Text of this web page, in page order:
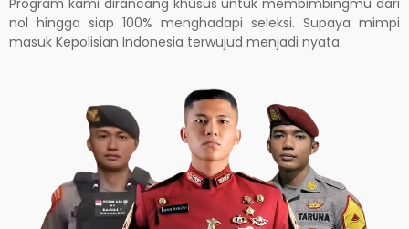
Program kami dirancang khusus untuk membimbingmu dari
nol hingga siap 100% menghadapi seleksi. Supaya mimpi
masuk Kepolisian Indonesia terwujud menjadi nyata.